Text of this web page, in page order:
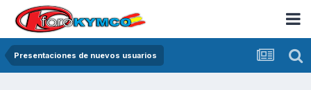
Presentaciones de nuevos usuarios